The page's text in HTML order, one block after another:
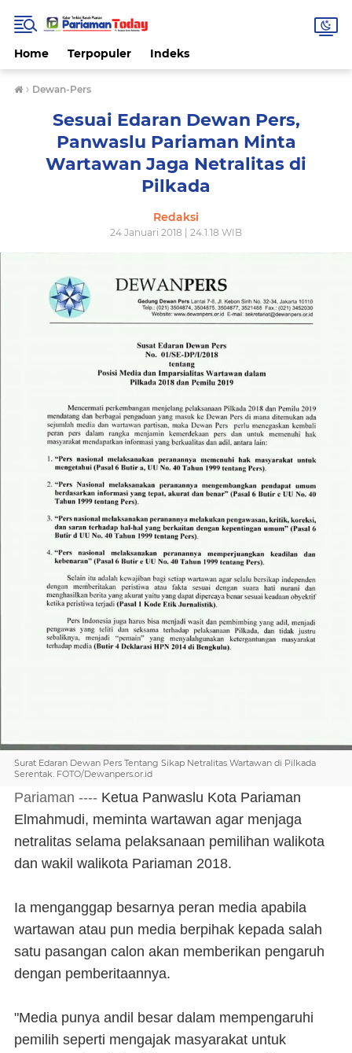
Home Terpopuler Indeks
› Dewan-Pers
Sesuai Edaran Dewan Pers,
Panwaslu Pariaman Minta
Wartawan Jaga Netralitas di
Pilkada
Redaksi
24 Januari 2018 | 24.1.18 WIB
Surat Edaran Dewan Pers Tentang Sikap Netralitas Wartawan di Pilkada
Serentak. FOTO/Dewanpers.or.id
Pariaman ---- Ketua Panwaslu Kota Pariaman
Elmahmudi, meminta wartawan agar menjaga
netralitas selama pelaksanaan pemilihan walikota
dan wakil walikota Pariaman 2018.
Ia menganggap besarnya peran media apabila
wartawan atau pun media berpihak kepada salah
satu pasangan calon akan memberikan pengaruh
dengan pemberitaannya.
"Media punya andil besar dalam mempengaruhi
pemilih seperti mengajak masyarakat untuk